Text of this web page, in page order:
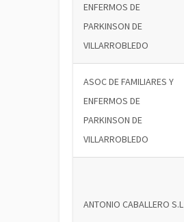
ENFERMOS DE
PARKINSON DE
VILLARROBLEDO
ASOC DE FAMILIARES Y
ENFERMOS DE
PARKINSON DE
VILLARROBLEDO
ANTONIO CABALLERO S.L